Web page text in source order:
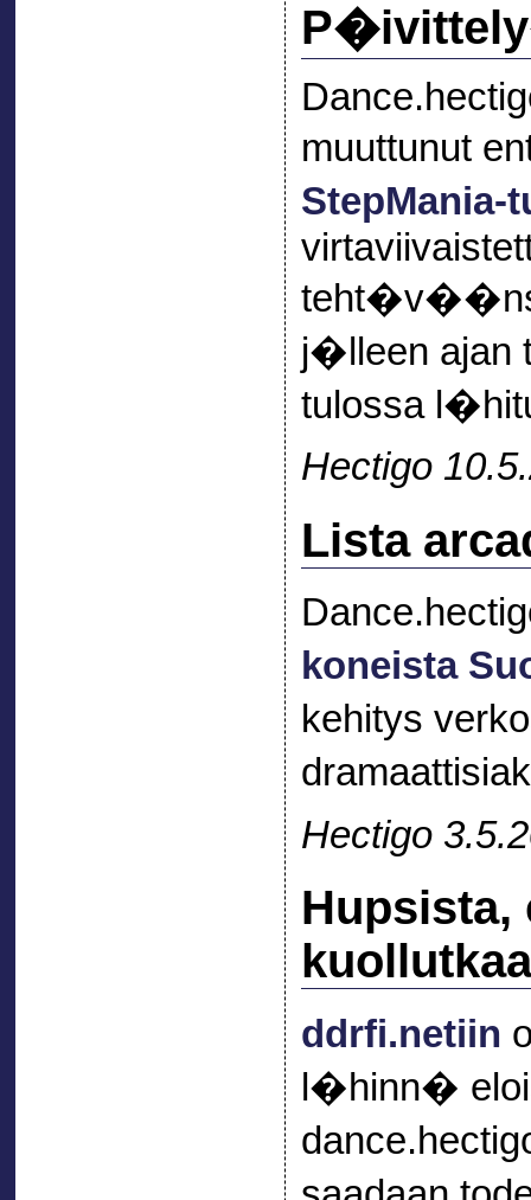
muuttunut
StepMania-
j�lleen ajan
tulossa
Hectigo
Lista
koneista
kehitys
Hectigo
Hupsista,
ddrfi.netiin
l�hinn�